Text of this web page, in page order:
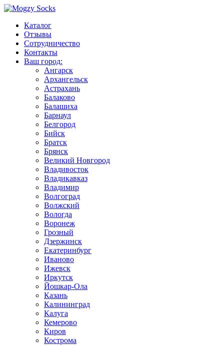
Каталог
Отзывы
Сотрудничество
Контакты
Ваш город:
Ангарск
Архангельск
Астрахань
Балаково
Балашиха
Барнаул
Белгород
Бийск
Братск
Брянск
Великий Новгород
Владивосток
Владикавказ
Владимир
Волгоград
Волжский
Вологда
Воронеж
Грозный
Дзержинск
Екатеринбург
Иваново
Ижевск
Иркутск
Йошкар-Ола
Казань
Калининград
Калуга
Кемерово
Киров
Кострома